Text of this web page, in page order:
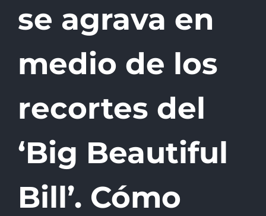
se agrava en
medio de los
recortes del
‘Big Beautiful
Bill’. Cómo